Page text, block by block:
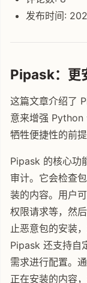
发布时间:
Pipask：更
这篇文章介绍了
意来增强 Python
牺牲便捷性的前
Pipask 的核心功
审计。它会检查
装的内容。用户
权限请求等，然
止恶意包的安装
Pipask 还支持自
需求进行配置。
正在安装的内容